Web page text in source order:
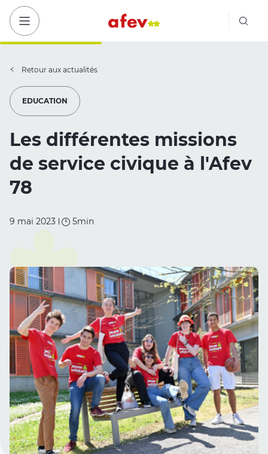
Bouton menu mobile
Retour aux actualités
EDUCATION
Les différentes missions
de service civique à l'Afev
78
9 mai 2023 5min